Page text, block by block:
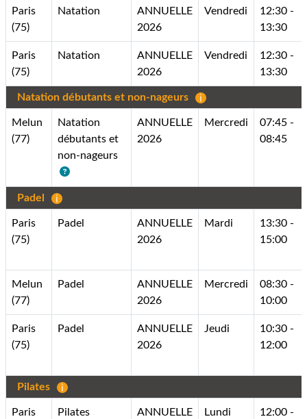
Paris
(75)
Natation
ANNUELLE
2026
Vendredi
12:30 -
13:30
Paris
(75)
Natation
ANNUELLE
2026
Vendredi
12:30 -
13:30
Natation débutants et non-nageurs
Melun
(77)
Natation
débutants et
non-nageurs
ANNUELLE
2026
Mercredi
07:45 -
08:45
Padel
Paris
(75)
Padel
ANNUELLE
2026
Mardi
13:30 -
15:00
Melun
(77)
Padel
ANNUELLE
2026
Mercredi
08:30 -
10:00
Paris
(75)
Padel
ANNUELLE
2026
Jeudi
10:30 -
12:00
Pilates
Paris
Pilates
ANNUELLE
Lundi
12:00 -